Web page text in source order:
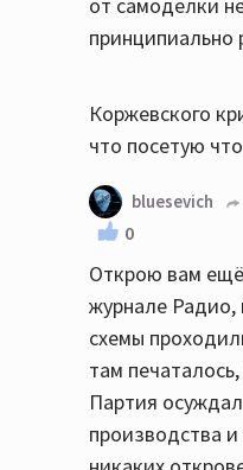
от самоделки
принципиально
Коржевского
что посетую
bluesevich
0
Открою вам
журнале Радио,
схемы
там
Партия
производства